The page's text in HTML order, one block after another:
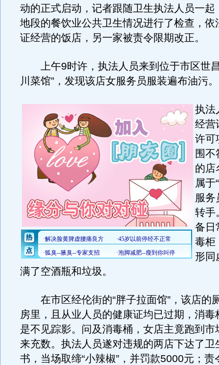
动的正式启动，记者跟随卫生执法人员一起
地段的餐饮业公共卫生情况进行了检查，依
证经营的饭店，另一家被责令限期改正。
上午9时许，执法人员来到位于市区世
川菜馆”，发现该店女服务员服装遍布油污。
执法
经营
许可
围
的店
属于
服务
转手
备日
毒柜
形同
满了空酒瓶和垃圾。
在市区经伦街的“胖子拉面馆”，该店的
房里，且从业人员的健康证均已过期，消毒
是不见踪影。问及消毒桶，女店主竟跑到市
来充数。执法人员遂对违规的两店下达了卫
书，当场取缔“小辣椒”，并罚款5000元；责